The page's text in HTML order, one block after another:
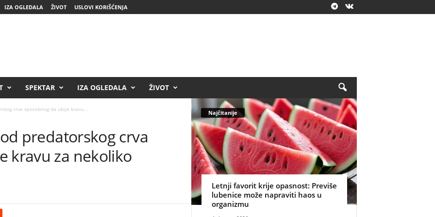
IZA OGLEDALA ŽIVOT USLOVI KORIŠĆENJA
SPEKTAR IZA OGLEDALA ŽIVOT
crva sposobnog da ubije kravu...
predatorskog crva
kravu za nekoliko
Najčitanije
Letnji favorit krije opasnost: Previše
lubenice može napraviti haos u
organizmu